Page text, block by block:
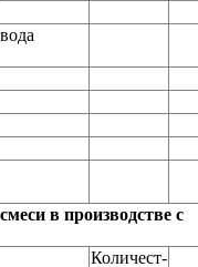
в производстве с
Количест-